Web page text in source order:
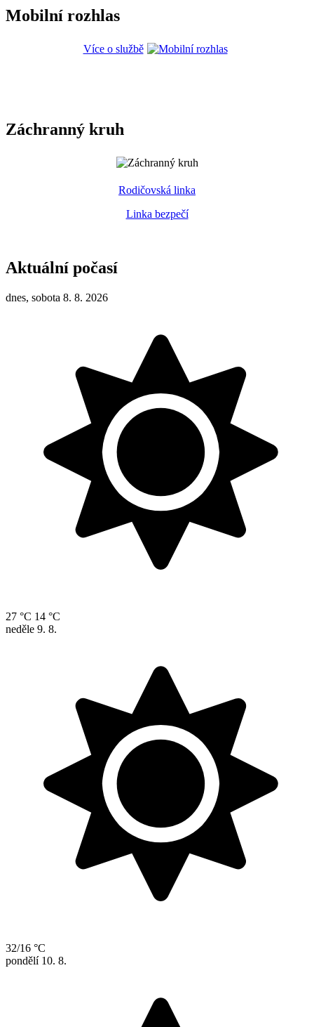
Mobilní rozhlas
Více o službě
Záchranný kruh
Rodičovská linka
Linka bezpečí
Aktuální počasí
dnes, sobota 8. 8. 2026
27 °C 14 °C
neděle 9. 8.
32/16 °C
pondělí 10. 8.